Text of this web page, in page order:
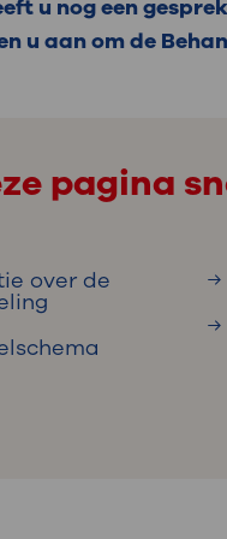
Uw
Werken
zodat u zelf meer
u nog een
u aan om de
pagina
over de